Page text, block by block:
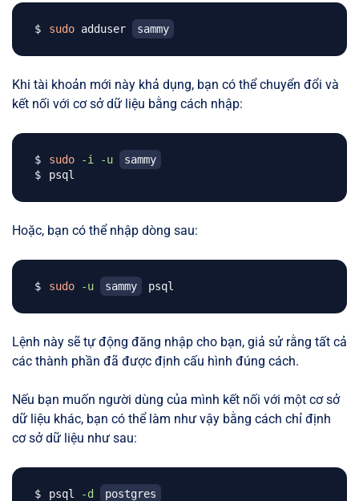
sudo adduser sammy
Khi tài khoản mới này khả dụng, bạn có thể chuyển đổi và
kết nối với cơ sở dữ liệu bằng cách nhập:
sudo -i -u
sammy
Hoặc, bạn có thể nhập dòng sau:
sudo -u sammy
Lệnh này sẽ tự động đăng nhập cho bạn, giả sử rằng tất cả
các thành phần đã được định cấu hình đúng cách.
Nếu bạn muốn người dùng của mình kết nối với một cơ sở
dữ liệu khác, bạn có thể làm như vậy bằng cách chỉ định
cơ sở dữ liệu như sau:
psql -d postgres